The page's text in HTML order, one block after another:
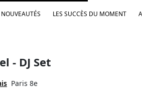
NOUVEAUTÉS LES SUCCÈS DU MOMENT
- DJ Set
Paris 8e